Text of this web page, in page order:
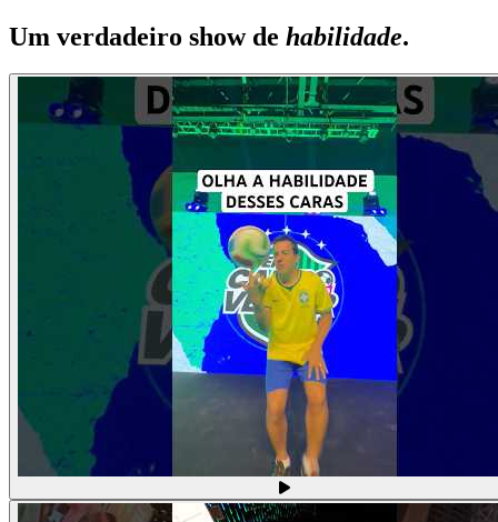
Um verdadeiro show de habilidade.